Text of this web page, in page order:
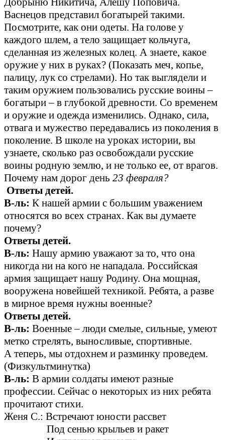
Васнецов представил богатырей такими.
Посмотрите, как они одеты. На голове у
каждого шлем, а тело защищает кольчуга,
сделанная из железных колец. А знаете, какое
оружие у них в руках? (Показать меч, копье,
палицу, лук со стрелами). Но так выглядели и
таким оружием пользовались русские воины –
богатыри – в глубокой древности. Со временем
и оружие и одежда изменились. Однако, сила,
отвага и мужество передавались из поколения в
поколение. В школе на уроках истории, вы
узнаете, сколько раз освобождали русские
воины родную землю, и не только ее, от врагов.
Почему нам дорог день 23 февраля?
Ответы детей.
В-ль: К нашей армии с большим уважением
относятся во всех странах. Как вы думаете
почему?
Ответы детей.
В-ль: Нашу армию уважают за то, что она
никогда ни на кого не нападала. Российская
армия защищает нашу Родину. Она мощная,
вооружена новейшей техникой. Ребята, а разве
в мирное время нужны военные?
Ответы детей.
В-ль: Военные – люди смелые, сильные, умеют
метко стрелять, выносливые, спортивные.
А теперь, мы отдохнем и разминку проведем.
(Физкультминутка)
В-ль: В армии солдаты имеют разные
профессии. Сейчас о некоторых из них ребята
прочитают стихи.
Женя С.: Встречают юности рассвет
Под сенью крыльев и ракет